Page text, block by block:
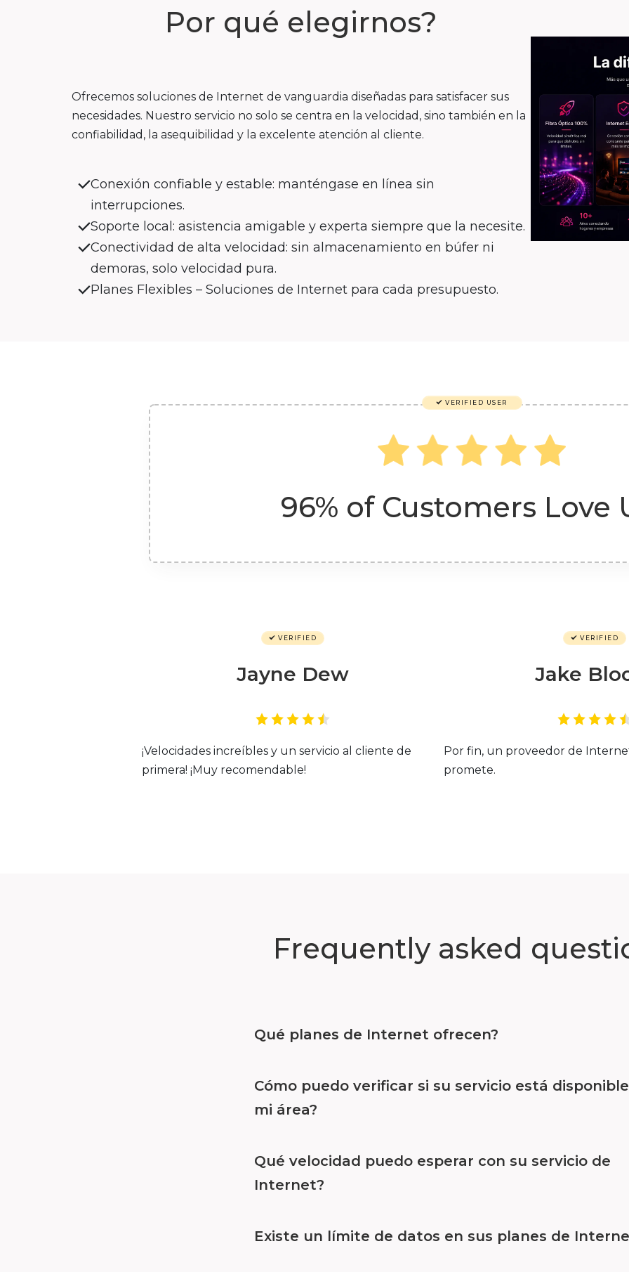
Por qué elegirnos?
Ofrecemos soluciones de Internet de vanguardia diseñadas para satisfacer sus
necesidades. Nuestro servicio no solo se centra en la velocidad, sino también en la
confiabilidad, la asequibilidad y la excelente atención al cliente.
Conexión confiable y estable: manténgase en línea sin
interrupciones.
Soporte local: asistencia amigable y experta siempre que la necesite.
Conectividad de alta velocidad: sin almacenamiento en búfer ni
demoras, solo velocidad pura.
Planes Flexibles – Soluciones de Internet para cada presupuesto.
VERIFIED USER
96% of Customers Love
VERIFIED
Jayne Dew
¡Velocidades increíbles y un servicio al cliente de
primera! ¡Muy recomendable!
VERIFIED
Jake
Por fin, un proveedor de
promete.
Frequently asked
Qué planes de Internet ofrecen?
Cómo puedo verificar si su servicio está
mi área?
Qué velocidad puedo esperar con su servicio de
Internet?
Existe un límite de datos en sus planes de